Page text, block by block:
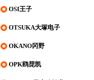
OSI王子
OTSUKA大塚电子
OKANO冈野
OPK鸥琵凯